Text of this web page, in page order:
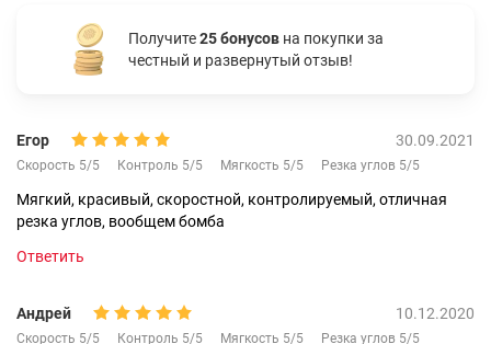
Получите25 бонусов на покупки за
честный и развернутый отзыв!
Егор 30.09.2021
Скорость 5/5 Контроль 5/5 Мягкость 5/5 Резка углов 5/5
Мягкий, красивый, скоростной, контролируемый, отличная
резка углов, вообщем бомба
Ответить
Андрей 10.12.2020
Скорость 5/5 Контроль 5/5 Мягкость 5/5 Резка углов 5/5